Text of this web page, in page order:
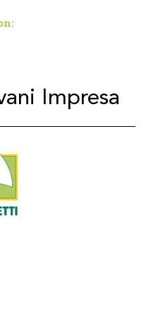
Impresa